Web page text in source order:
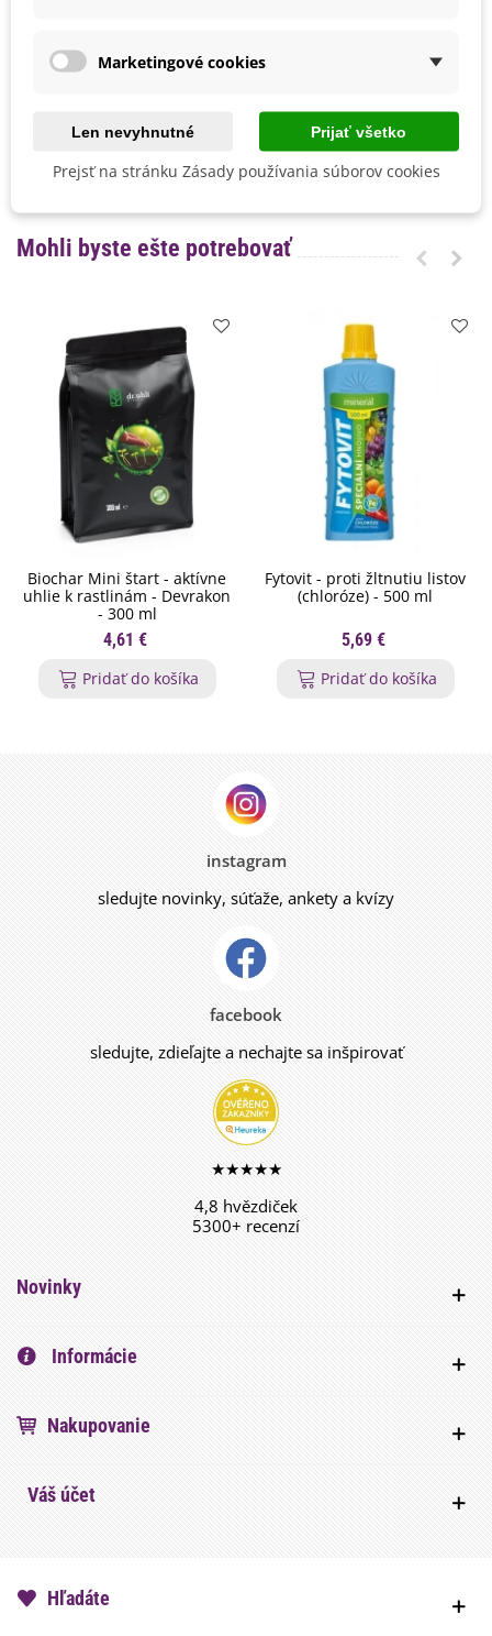
Mrazuvzdornosť
Nie
Letničky
Odroda
Nehybridná
BIO Kvalita
Nie
Mohli byste ešte potrebovať
Biochar Mini štart - aktívne
uhlie k rastlinám - Devrakon
- 300 ml
4,61 €
Pridať do košíka
Fytovit - proti žltnutiu listov
(chloróze) - 500 ml
5,69 €
Pridať do košíka
instagram
sledujte novinky, súťaže, ankety a kvízy
facebook
sledujte, zdieľajte a nechajte sa inšpirovať
★★★★★
4,8 hvězdiček
5300+ recenzí
Novinky
Informácie
Nakupovanie
Váš účet
Hľadáte
Marketingové cookies
Len nevyhnutné Prijať všetko
Prejsť na stránku Zásady používania súborov cookies